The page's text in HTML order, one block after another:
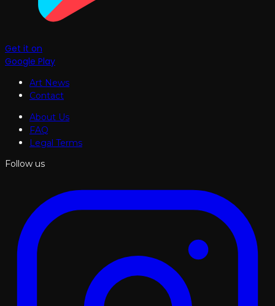
Get it on
Google Play
Art News
Contact
About Us
FAQ
Legal Terms
Follow us